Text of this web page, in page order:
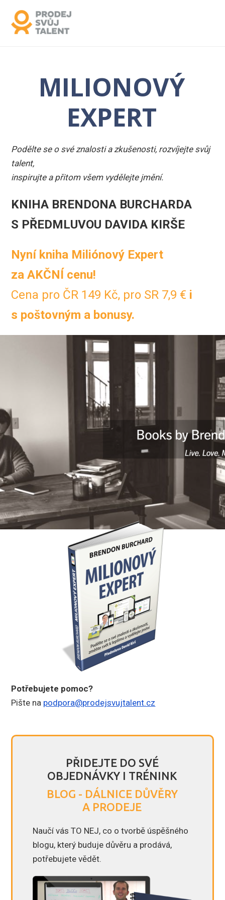
MILIONOVÝ
EXPERT
Podělte se o své znalosti a zkušenosti, rozvíjejte svůj
talent,
inspirujte a přitom všem vydělejte jmění.
KNIHA BRENDONA BURCHARDA
S PŘEDMLUVOU DAVIDA KIRŠE
Nyní kniha Miliónový Expert
za AKČNÍ cenu!
Cena pro ČR 149 Kč, pro SR 7,9 € i
s poštovným a bonusy.
Potřebujete pomoc?
Pište na podpora@prodejsvujtalent.cz
PŘIDEJTE DO SVÉ
OBJEDNÁVKY I TRÉNINK
BLOG - DÁLNICE DŮVĚRY
A PRODEJE
Naučí vás TO NEJ, co o tvorbě úspěšného
blogu, který buduje důvěru a prodává,
potřebujete vědět.